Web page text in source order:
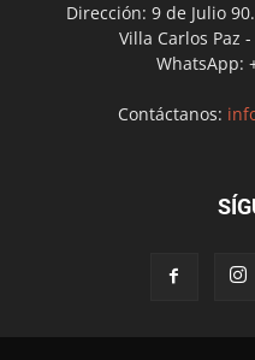
Dirección: 9 de Julio
Villa Carlos Paz
WhatsApp:
Contáctanos: